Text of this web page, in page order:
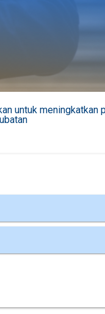
untuk meningkatkan